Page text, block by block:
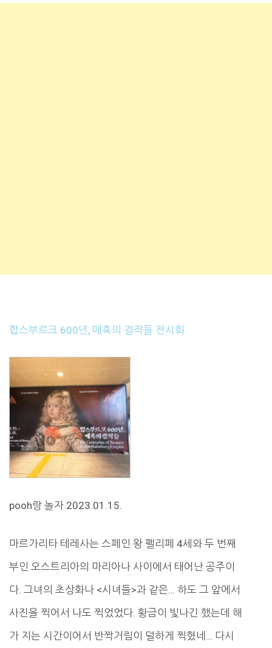
합스부르크 600년, 매혹의 걸작들 전시회
pooh랑 놀자 2023.01.15.
마르가리타 테레사는 스페인 왕 펠리페 4세와 두 번째
부인 오스트리아의 마리아나 사이에서 태어난 공주이
다. 그녀의 초상화나 <시녀들>과 같은… 하도 그 앞에서
사진을 찍어서 나도 찍었었다. 황금이 빛나긴 했는데 해
가 지는 시간이어서 반짝거림이 덜하게 찍혔네… 다시